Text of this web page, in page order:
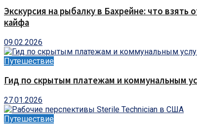
Экскурсия на рыбалку в Бахрейне: что
кайфа
09.02.2026
Путешествие
Гид по скрытым платежам и коммунальным
27.01.2026
Путешествие